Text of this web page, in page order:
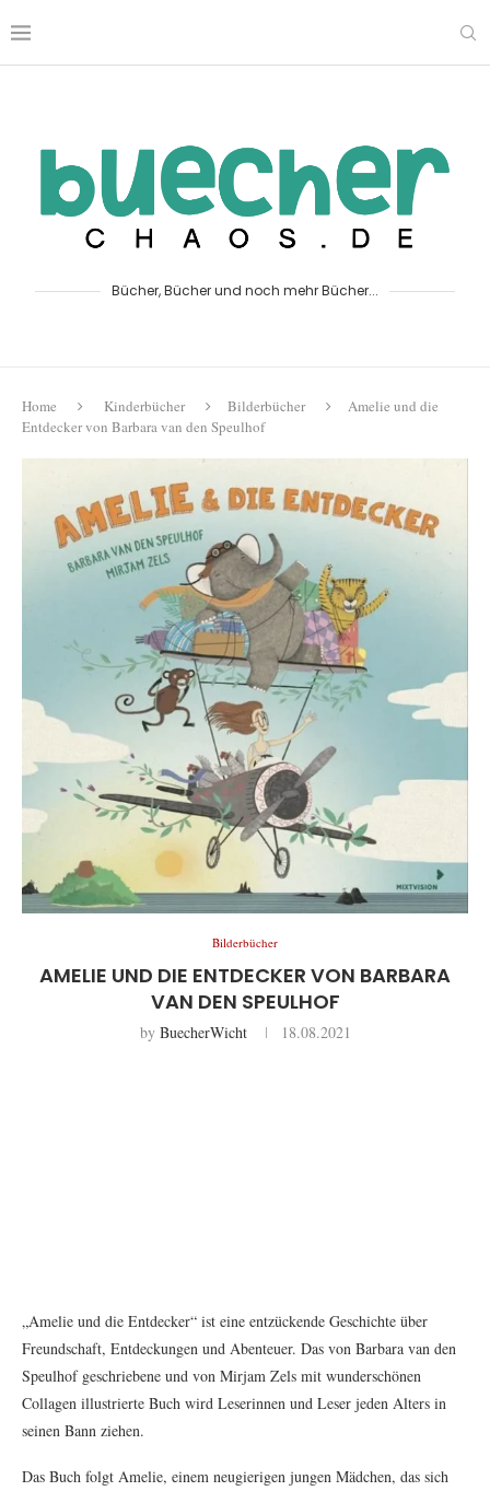
Bücher, Bücher und noch mehr Bücher...
Home Kinderbücher Bilderbücher
Amelie und die
Entdecker von Barbara van den Speulhof
Bilderbücher
AMELIE UND DIE ENTDECKER VON BARBARA
VAN DEN SPEULHOF
by BuecherWicht 18.08.2021
„Amelie und die Entdecker“ ist eine entzückende Geschichte über
Freundschaft, Entdeckungen und Abenteuer. Das von Barbara van den
Speulhof geschriebene und von Mirjam Zels mit wunderschönen
Collagen illustrierte Buch wird Leserinnen und Leser jeden Alters in
seinen Bann ziehen.
Das Buch folgt Amelie, einem neugierigen jungen Mädchen, das sich